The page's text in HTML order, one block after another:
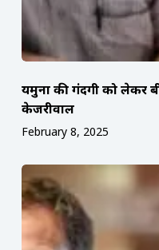
यमुना की गंदगी को लेकर
केजरीवाल
February 8, 2025